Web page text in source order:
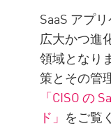
SaaS アプ
広大かつ進
領域となり
策とその管
「CISO の
ド」 をご覧